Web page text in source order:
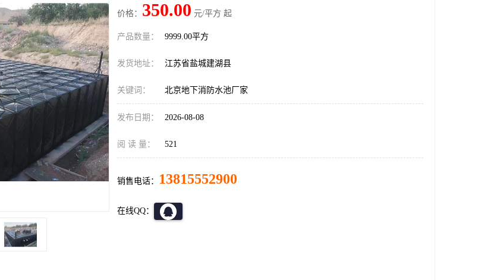
价格： 350.00 元/平方 起
产品数量： 9999.00平方
发货地址： 江苏省盐城建湖县
关键词： 北京地下消防水池厂家
发布日期： 2026-08-08
阅 读 量： 521
销售电话： 13815552900
在线QQ：